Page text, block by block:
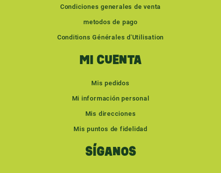
Condiciones generales de venta
metodos de pago
Conditions Générales d'Utilisation
MI CUENTA
Mis pedidos
Mi información personal
Mis direcciones
Mis puntos de fidelidad
SÍGANOS